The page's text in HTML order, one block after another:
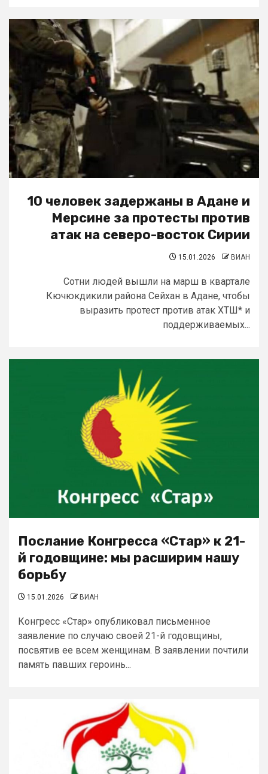
10 человек задержаны в Адане и
Мерсине за протесты против
атак на северо-восток Сирии
15.01.2026 ВИАН
Сотни людей вышли на марш в квартале
Кючюкдикили района Сейхан в Адане, чтобы
выразить протест против атак ХТШ* и
поддерживаемых...
Послание Конгресса «Стар» к 21-
й годовщине: мы расширим нашу
борьбу
15.01.2026 ВИАН
Конгресс «Стар» опубликовал письменное
заявление по случаю своей 21-й годовщины,
посвятив ее всем женщинам. В заявлении почтили
память павших героинь...